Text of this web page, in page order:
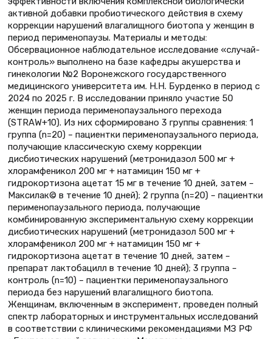
активной добавки пробиотического действия в схему
коррекции нарушений влагалищного биотопа у женщин в
период перименопаузы. Материалы и методы:
Обсервационное наблюдательное исследование «случай-
контроль» выполнено на базе кафедры акушерства и
гинекологии №2 Воронежского государственного
медицинского университета им. Н.Н. Бурденко в период с
2024 по 2025 г. В исследовании приняло участие 50
женщин периода перименопаузального перехода
(STRAW+10). Из них сформировано 3 группы сравнения: 1
группа (n=20) – пациентки перименопаузального периода,
получающие классическую схему коррекции
дисбиотических нарушений (метронидазол 500 мг +
хлорамфеникол 200 мг + натамицин 150 мг +
гидрокортизона ацетат 15 мг в течение 10 дней, затем –
Максилак© в течение 10 дней); 2 группа (n=20) – пациентки
перименопаузального периода, получающие
комбинированную экспериментальную схему коррекции
дисбиотических нарушений (метронидазол 500 мг +
хлорамфеникол 200 мг + натамицин 150 мг +
гидрокортизона ацетат в течение 10 дней, затем –
препарат лактобацилл в течение 10 дней); 3 группа –
контроль (n=10) – пациентки перименопаузального
периода без нарушений влагалищного биотопа.
Женщинам, включенным в эксперимент, проведен полный
спектр лабораторных и инструментальных исследований
в соответствии с клиническими рекомендациями МЗ РФ